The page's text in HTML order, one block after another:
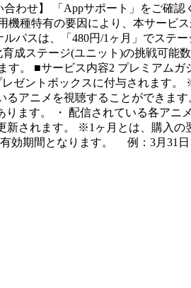
合わせ】 「Appサポート」をご確
種特有の要因により、本サービ
パスは、「480円/1ヶ月」でステ
成ステージ(ユニット)の挑戦可能
。 ■サービス内容2 プレミアムガ
ゼントボックスに付与されます
アニメを視聴することができま
ます。 ・ 配信されている各アニ
されます。 ※1ヶ月とは、購入の
効期間となります。 例：3月31日